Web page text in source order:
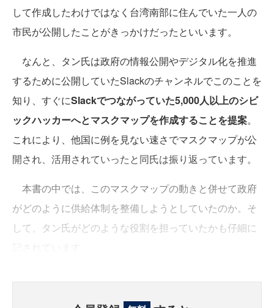
して作成したわけではなく台湾南部に住んでいた一人の
市民が公開したことがきっかけだったといいます。
なんと、タン氏は政府の情報公開やデジタル化を推進
するために公開していたSlackのチャンネルでこのことを
知り、すぐにSlackでつながっていた5,000人以上のシビ
ックハッカーへとマスクマップを作成することを提案。
これにより、他国に例を見ない速さでマスクマップが公
開され、活用されていったと同氏は振り返っています。
本書の中では、このマスクマップの動きと併せて政府
がどのように供給体制を整備しようとしていたのか。そ
して、タン氏がどのような役割を担っていたかも仔細に